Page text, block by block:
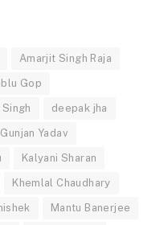
Amarjit Singh Raja
Gop
deepak jha
Gunjan Yadav
Kalyani Sharan
Khemlal Chaudhary
Mantu Banerjee